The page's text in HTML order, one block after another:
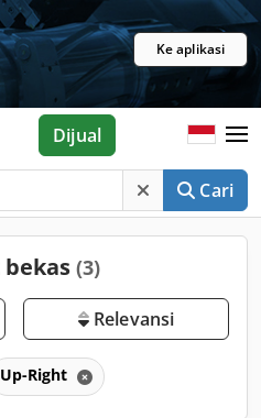
Ke aplikasi
Cari
Dijual
(3)
Relevansi
Up-Right